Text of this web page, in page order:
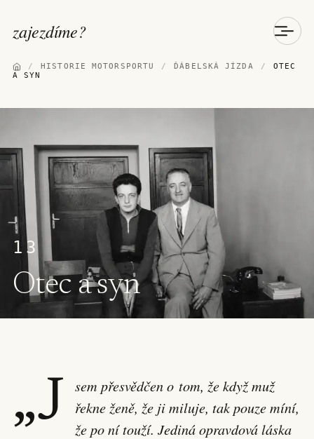
zajezdíme?
/ HISTORIE MOTORSPORTU / ĎÁBELSKÁ JÍZDA /
OTEC
A SYN
13
Otec a syn
„J
sem přesvědčen o tom, že když muž
řekne ženě, že ji miluje, tak pouze míní,
že po ní touží. Jediná opravdová láska